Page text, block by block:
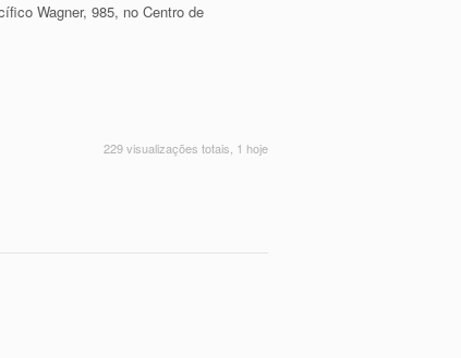
Wagner, 985, no Centro de
229 visualizações totais, 1 hoje